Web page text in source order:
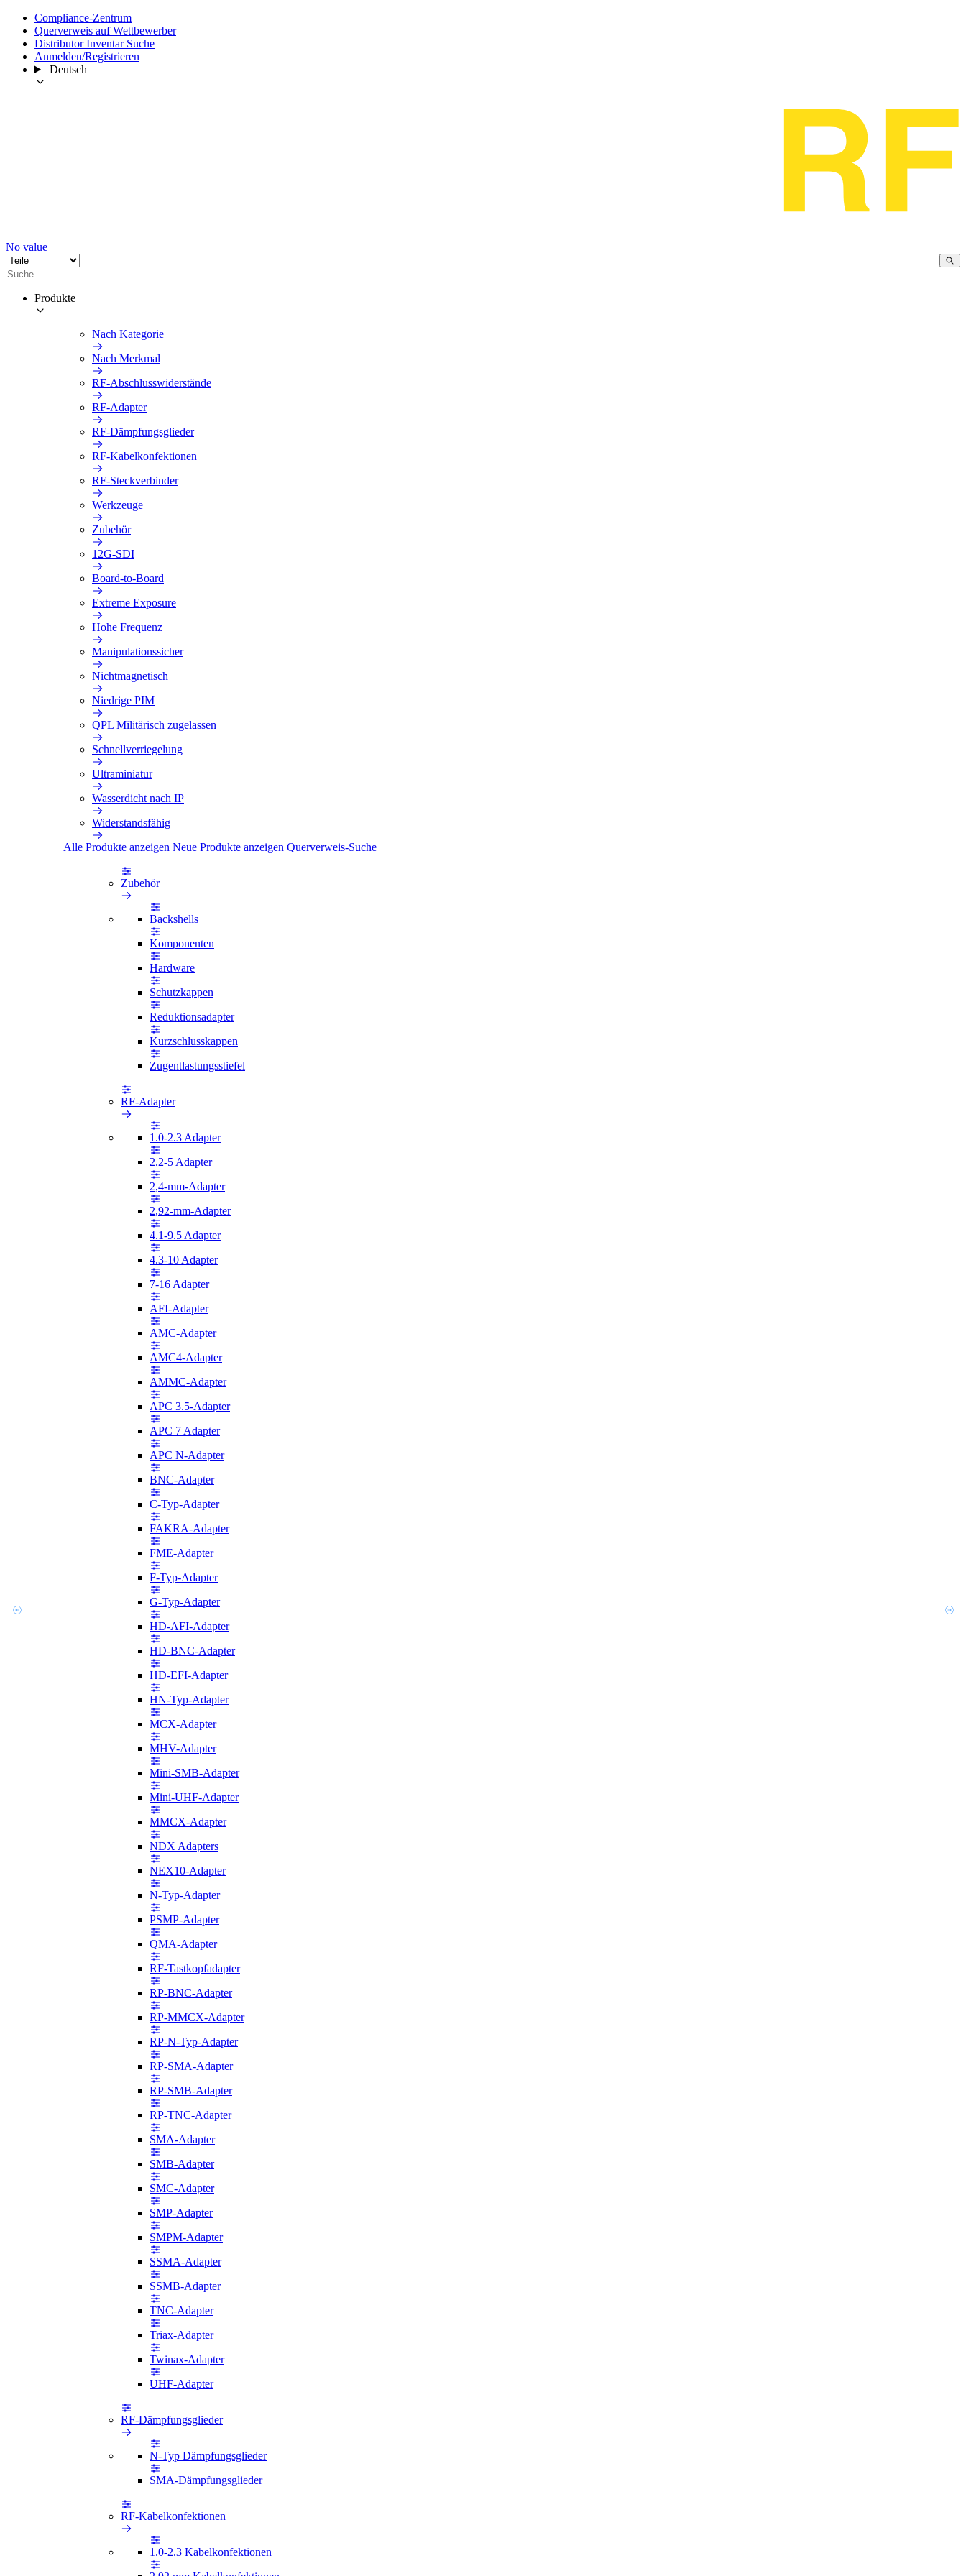
Compliance-Zentrum
Querverweis auf Wettbewerber
Distributor Inventar Suche
Anmelden/Registrieren
Deutsch
No value
Produkte
Nach Kategorie
Nach Merkmal
RF-Abschlusswiderstände
RF-Adapter
RF-Dämpfungsglieder
RF-Kabelkonfektionen
RF-Steckverbinder
Werkzeuge
Zubehör
12G-SDI
Board-to-Board
Extreme Exposure
Hohe Frequenz
Manipulationssicher
Nichtmagnetisch
Niedrige PIM
QPL Militärisch zugelassen
Schnellverriegelung
Ultraminiatur
Wasserdicht nach IP
Widerstandsfähig
Alle Produkte anzeigen Neue Produkte anzeigen Querverweis-Suche
Zubehör
Backshells
Komponenten
Hardware
Schutzkappen
Reduktionsadapter
Kurzschlusskappen
Zugentlastungsstiefel
RF-Adapter
1.0-2.3 Adapter
2.2-5 Adapter
2,4-mm-Adapter
2,92-mm-Adapter
4.1-9.5 Adapter
4.3-10 Adapter
7-16 Adapter
AFI-Adapter
AMC-Adapter
AMC4-Adapter
AMMC-Adapter
APC 3.5-Adapter
APC 7 Adapter
APC N-Adapter
BNC-Adapter
C-Typ-Adapter
FAKRA-Adapter
FME-Adapter
F-Typ-Adapter
G-Typ-Adapter
HD-AFI-Adapter
HD-BNC-Adapter
HD-EFI-Adapter
HN-Typ-Adapter
MCX-Adapter
MHV-Adapter
Mini-SMB-Adapter
Mini-UHF-Adapter
MMCX-Adapter
NDX Adapters
NEX10-Adapter
N-Typ-Adapter
PSMP-Adapter
QMA-Adapter
RF-Tastkopfadapter
RP-BNC-Adapter
RP-MMCX-Adapter
RP-N-Typ-Adapter
RP-SMA-Adapter
RP-SMB-Adapter
RP-TNC-Adapter
SMA-Adapter
SMB-Adapter
SMC-Adapter
SMP-Adapter
SMPM-Adapter
SSMA-Adapter
SSMB-Adapter
TNC-Adapter
Triax-Adapter
Twinax-Adapter
UHF-Adapter
RF-Dämpfungsglieder
N-Typ Dämpfungsglieder
SMA-Dämpfungsglieder
RF-Kabelkonfektionen
1.0-2.3 Kabelkonfektionen